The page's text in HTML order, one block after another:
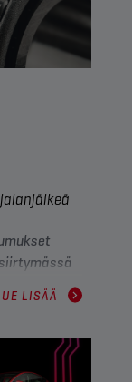
ovat
luotettava
ja
LISÄÄ